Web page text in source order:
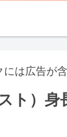
は広告が含
ト）